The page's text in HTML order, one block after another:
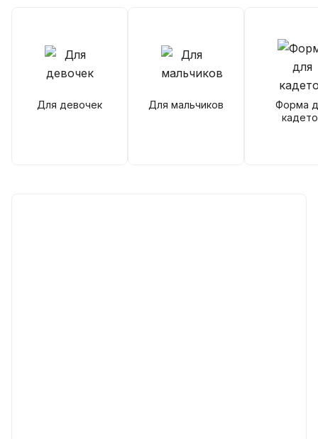
Для девочек Для мальчиков
Форма